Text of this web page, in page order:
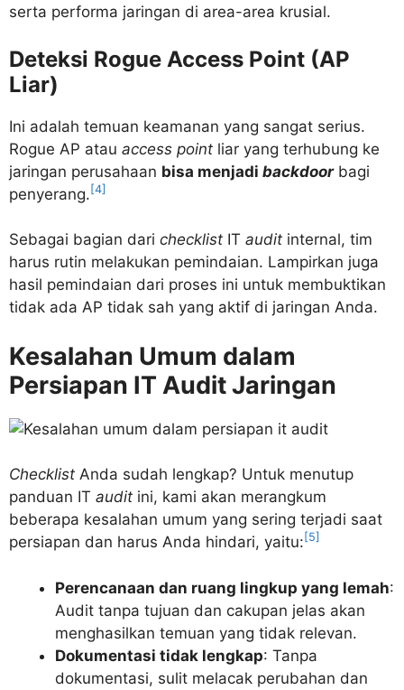
serta performa jaringan di area-area krusial.
Deteksi Rogue Access Point (AP
Liar)
Ini adalah temuan keamanan yang sangat serius.
Rogue AP atau access point liar yang terhubung ke
jaringan perusahaan bisa menjadi backdoor bagi
penyerang. [4]
Sebagai bagian dari checklist IT audit internal, tim
harus rutin melakukan pemindaian. Lampirkan juga
hasil pemindaian dari proses ini untuk membuktikan
tidak ada AP tidak sah yang aktif di jaringan Anda.
Kesalahan Umum dalam
Persiapan IT Audit Jaringan
Checklist Anda sudah lengkap? Untuk menutup
panduan IT audit ini, kami akan merangkum
beberapa kesalahan umum yang sering terjadi saat
persiapan dan harus Anda hindari, yaitu: [5]
Perencanaan dan ruang lingkup yang lemah:
Audit tanpa tujuan dan cakupan jelas akan
menghasilkan temuan yang tidak relevan.
Dokumentasi tidak lengkap: Tanpa
dokumentasi, sulit melacak perubahan dan